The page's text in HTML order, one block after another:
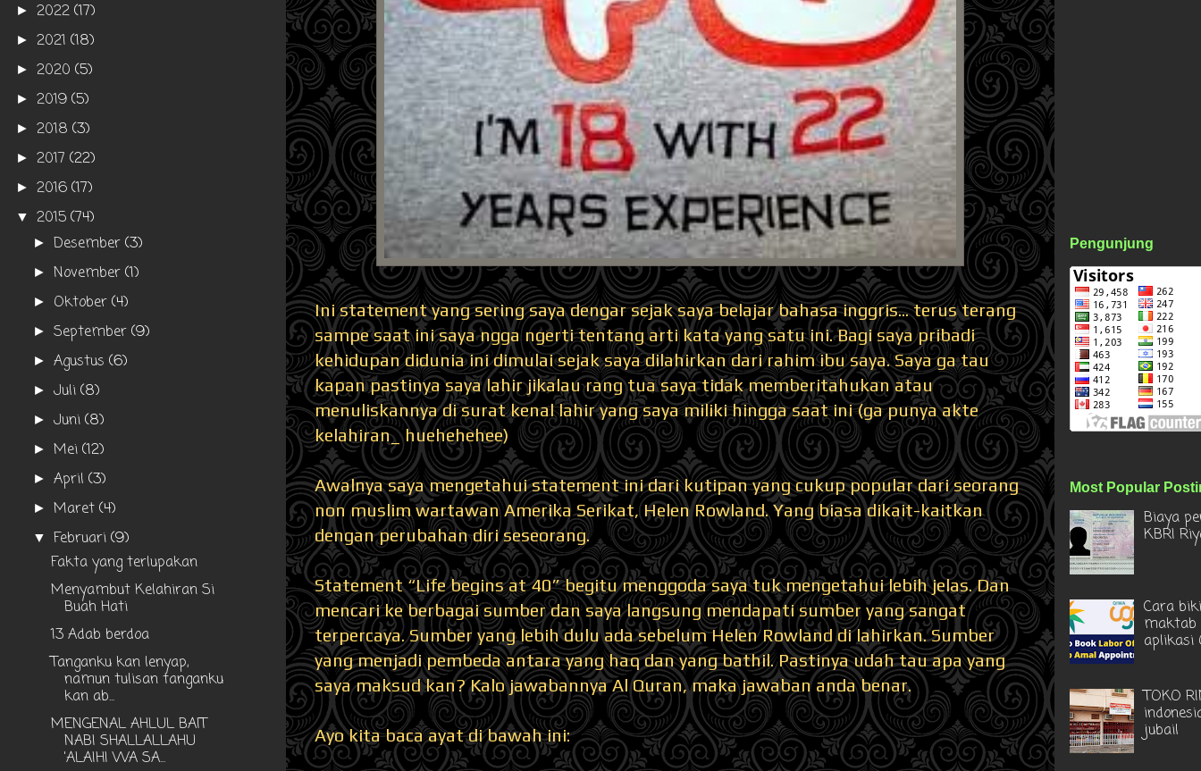
Ini statement yang sering saya dengar sejak saya belajar bahasa inggris... terus terang
sampe saat ini saya ngga ngerti tentang arti kata yang satu ini. Bagi saya pribadi
kehidupan didunia ini dimulai sejak saya dilahirkan dari rahim ibu saya. Saya ga tau
kapan pastinya saya lahir jikalau rang tua saya tidak memberitahukan atau
menuliskannya di surat kenal lahir yang saya miliki hingga saat ini (ga punya akte
kelahiran_ huehehehee)
Awalnya saya mengetahui statement ini dari kutipan yang cukup popular dari seorang
non muslim wartawan Amerika Serikat, Helen Rowland. Yang biasa dikait-kaitkan
dengan perubahan diri seseorang.
Statement “Life begins at 40” begitu menggoda saya tuk mengetahui lebih jelas. Dan
mencari ke berbagai sumber dan saya langsung mendapati sumber yang sangat
terpercaya. Sumber yang lebih dulu ada sebelum Helen Rowland di lahirkan. Sumber
yang menjadi pembeda antara yang haq dan yang bathil. Pastinya udah tau apa yang
saya maksud kan? Kalo jawabannya Al Quran, maka jawaban anda benar.
Ayo kita baca ayat di bawah ini:
► 2022 (17)
► 2021 (18)
► 2020 (5)
► 2019 (5)
► 2018 (3)
► 2017 (22)
► 2016 (17)
▼ 2015 (74)
►Desember(3)
►November(1)
► Oktober(4)
►September(9)
►Agustus(6)
►Juli(8)
►Juni(8)
►Mei(12)
►April(3)
►Maret(4)
▼Februari(9)
Fakta yang terlupakan
Menyambut Kelahiran Si
Buah Hati
13 Adab berdoa
Tanganku kan lenyap,
namun tulisan tanganku
kan ab...
MENGENAL AHLUL BAIT
NABI SHALLALLAHU
'ALAIHI WA SA...
Pengunjung
Most Popular
Biaya
KBRI
Cara
aplikasi
TOKO
jubail